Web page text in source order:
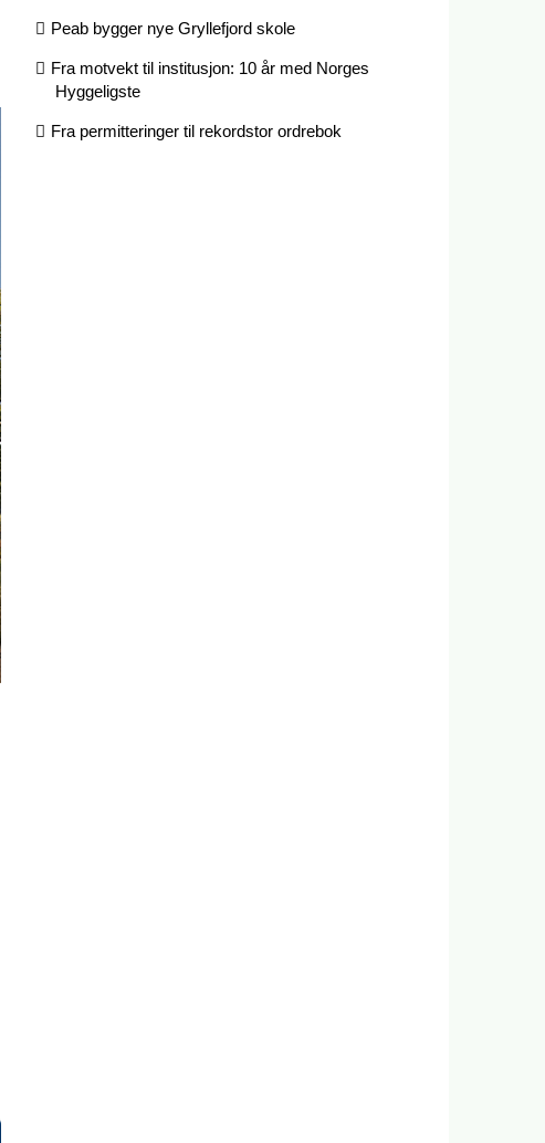
Peab bygger nye Gryllefjord skole
Fra motvekt til institusjon: 10 år med Norges
Hyggeligste
Fra permitteringer til rekordstor ordrebok